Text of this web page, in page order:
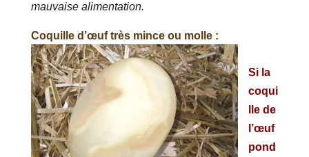
mauvaise alimentation.
Coquille d’œuf très mince ou molle :
Si la
coqui
lle de
l’œuf
pond